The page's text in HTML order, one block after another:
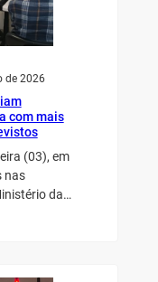
de 2026
com mais
(03), em
nas
da…